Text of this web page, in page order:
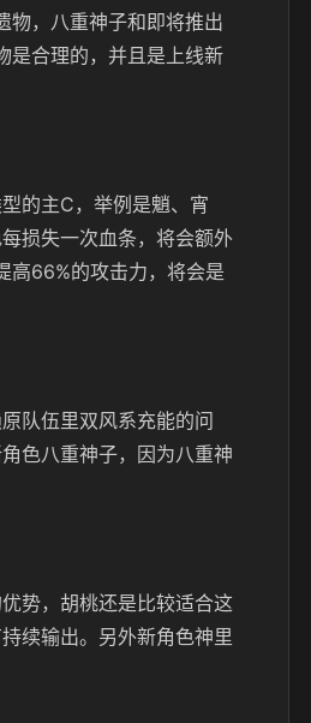
物，八重神子和即将推出
是合理的，并且是上线新
的主C，举例是魈、宵
损失一次血条，将会额外
高66%的攻击力，将会是
队伍里双风系充能的问
色八重神子，因为八重神
势，胡桃还是比较适合这
续输出。另外新角色神里